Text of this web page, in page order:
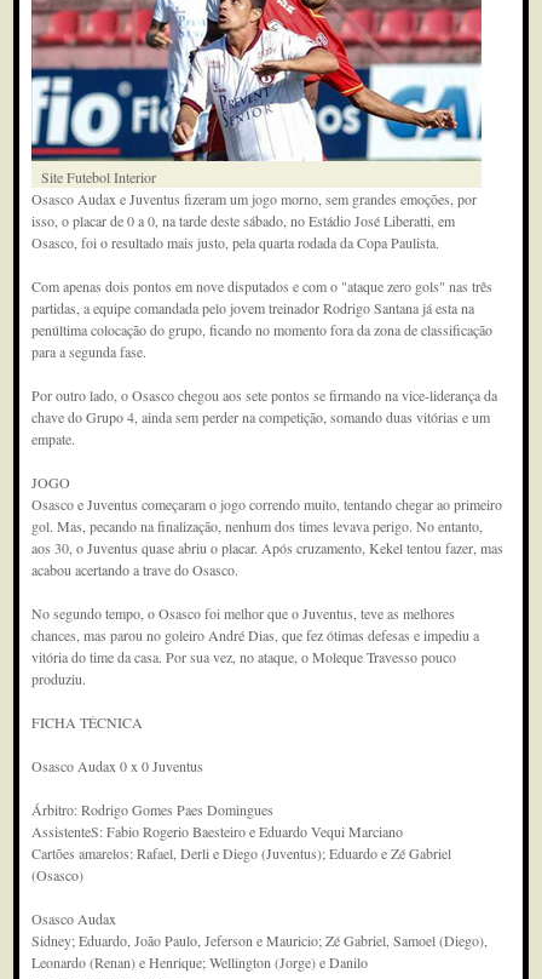
Site Futebol Interior
Osasco Audax e Juventus fizeram um jogo morno, sem grandes emoções, por
isso, o placar de 0 a 0, na tarde deste sábado, no Estádio José Liberatti, em
Osasco, foi o resultado mais justo, pela quarta rodada da Copa Paulista.
Com apenas dois pontos em nove disputados e com o "ataque zero gols" nas três
partidas, a equipe comandada pelo jovem treinador Rodrigo Santana já esta na
penúltima colocação do grupo, ficando no momento fora da zona de classificação
para a segunda fase.
Por outro lado, o Osasco chegou aos sete pontos se firmando na vice-liderança da
chave do Grupo 4, ainda sem perder na competição, somando duas vitórias e um
empate.
JOGO
Osasco e Juventus começaram o jogo correndo muito, tentando chegar ao primeiro
gol. Mas, pecando na finalização, nenhum dos times levava perigo. No entanto,
aos 30, o Juventus quase abriu o placar. Após cruzamento, Kekel tentou fazer, mas
acabou acertando a trave do Osasco.
No segundo tempo, o Osasco foi melhor que o Juventus, teve as melhores
chances, mas parou no goleiro André Dias, que fez ótimas defesas e impediu a
vitória do time da casa. Por sua vez, no ataque, o Moleque Travesso pouco
produziu.
FICHA TÉCNICA
Osasco Audax 0 x 0 Juventus
Árbitro: Rodrigo Gomes Paes Domingues
AssistenteS: Fabio Rogerio Baesteiro e Eduardo Vequi Marciano
Cartões amarelos: Rafael, Derli e Diego (Juventus); Eduardo e Zé Gabriel
(Osasco)
Osasco Audax
Sidney; Eduardo, João Paulo, Jeferson e Mauricio; Zé Gabriel, Samoel (Diego),
Leonardo (Renan) e Henrique; Wellington (Jorge) e Danilo